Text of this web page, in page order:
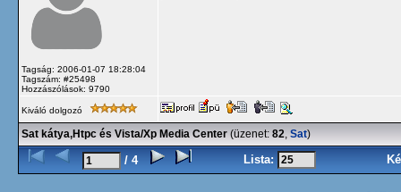
Tagság: 2006-01-07 18:28:04
Tagszám: #25498
Hozzászólások: 9790
Kiváló dolgozó
Sat kátya,Htpc és Vista/Xp Media Center (üzenet: 82, Sat)
/ 4 Lista: